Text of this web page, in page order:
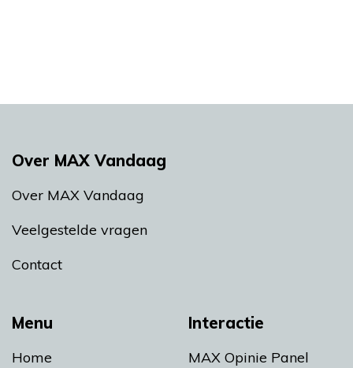
Menu
Home
Interactie
MAX Opinie Panel
Over MAX Vandaag
Over MAX Vandaag
Veelgestelde vragen
Contact